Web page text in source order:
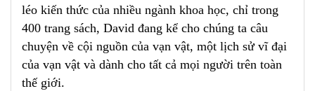
léo kiến thức của nhiều ngành khoa học, chỉ trong
400 trang sách, David đang kể cho chúng ta câu
chuyện về cội nguồn của vạn vật, một lịch sử vĩ đại
của vạn vật và dành cho tất cả mọi người trên toàn
thế giới.